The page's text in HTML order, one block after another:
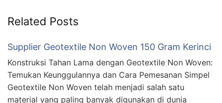
Related Posts
Supplier Geotextile Non Woven 150 Gram Kerinci
Konstruksi Tahan Lama dengan Geotextile Non Woven:
Temukan Keunggulannya dan Cara Pemesanan Simpel
Geotextile Non Woven telah menjadi salah satu
material yang paling banyak digunakan di dunia